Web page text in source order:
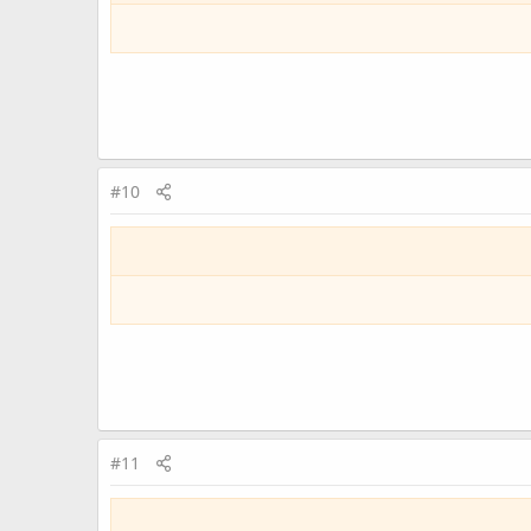
#10
#11